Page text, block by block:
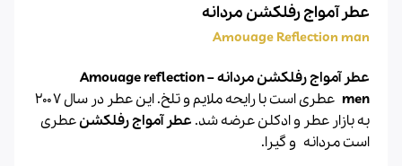
عطر آمواج رفلکشن مردانه
Amouage Reflection man
عطر آمواج رفلکشن مردانه – Amouage reflection
men
عطری است با رایحه ملایم و تلخ. این عطر در سال ۲۰۰۷
به بازارعطر وادکلنعرضه شد. عطر آمواجرفلکشنعطری
است مردانه و گیرا.